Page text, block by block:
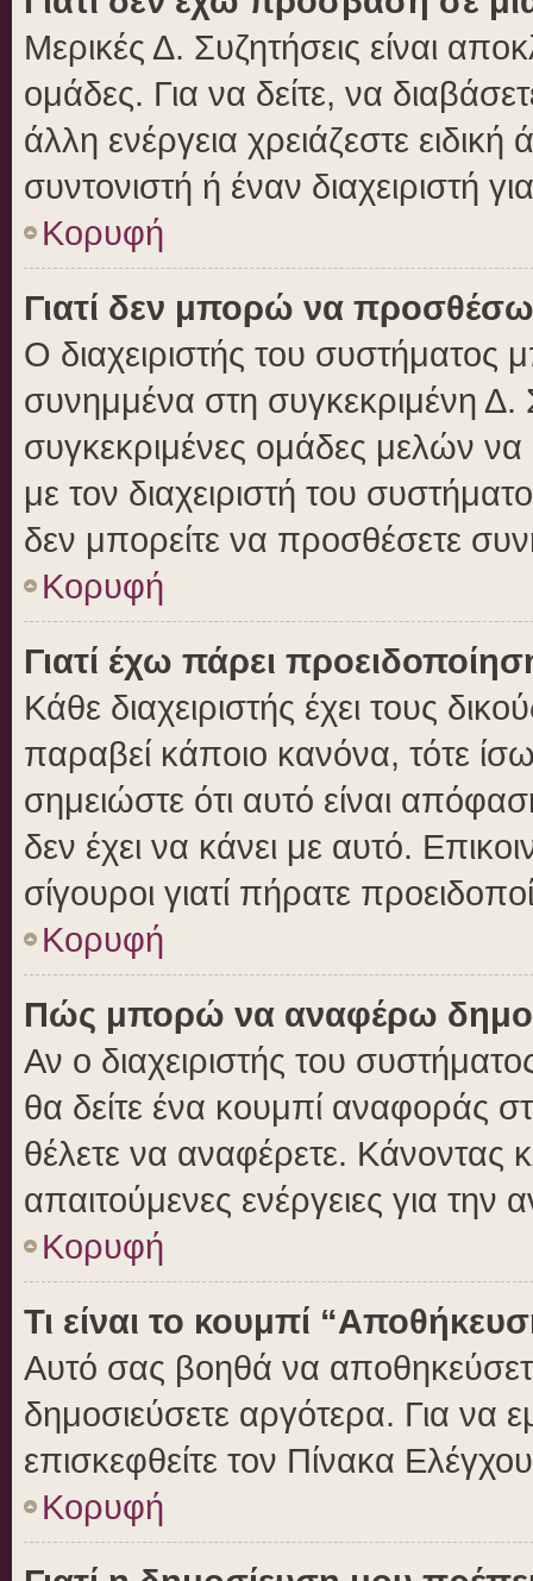
Μερικές Δ. Συζητήσεις είναι
ομάδες. Για να δείτε, να
άλλη ενέργεια χρειάζεστε
συντονιστή ή έναν διαχειριστή
Κορυφή
Γιατί δεν μπορώ να
Ο διαχειριστής του συστήματος
συνημμένα στη συγκεκριμένη
συγκεκριμένες ομάδες μελών
με τον διαχειριστή του
δεν μπορείτε να προσθέσετε
Κορυφή
Γιατί έχω πάρει
Κάθε διαχειριστής έχει τους
παραβεί κάποιο κανόνα, τότε
σημειώστε ότι αυτό είναι
δεν έχει να κάνει με αυτό.
σίγουροι γιατί πήρατε
Κορυφή
Πώς μπορώ να αναφέρω
Αν ο διαχειριστής του
θα δείτε ένα κουμπί αναφοράς
θέλετε να αναφέρετε. Κάνοντας
απαιτούμενες ενέργειες για την
Κορυφή
Τι είναι το κουμπί
Αυτό σας βοηθά να
δημοσιεύσετε αργότερα. Για να
επισκεφθείτε τον Πίνακα
Κορυφή